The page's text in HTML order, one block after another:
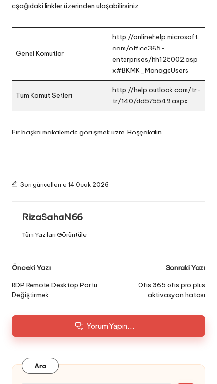
aşağıdaki linkler üzerinden ulaşabilirsiniz.
Genel Komutlar
http://onlinehelp.microsoft.
com/office365-
enterprises/hh125002.asp
x#BKMK_ManageUsers
Tüm Komut Setleri
http://help.outlook.com/tr-
tr/140/dd575549.aspx
Bir başka makalemde görüşmek üzre. Hoşçakalın.
Son güncelleme 14 Ocak 2026
RizaSahaN66
Tüm Yazıları Görüntüle
Post
navigation
Önceki Yazı
RDP Remote Desktop Portu
Değiştirmek
Sonraki Yazı
Ofis 365 ofis pro plus
aktivasyon hatası
Yorum Yapın...
Ara